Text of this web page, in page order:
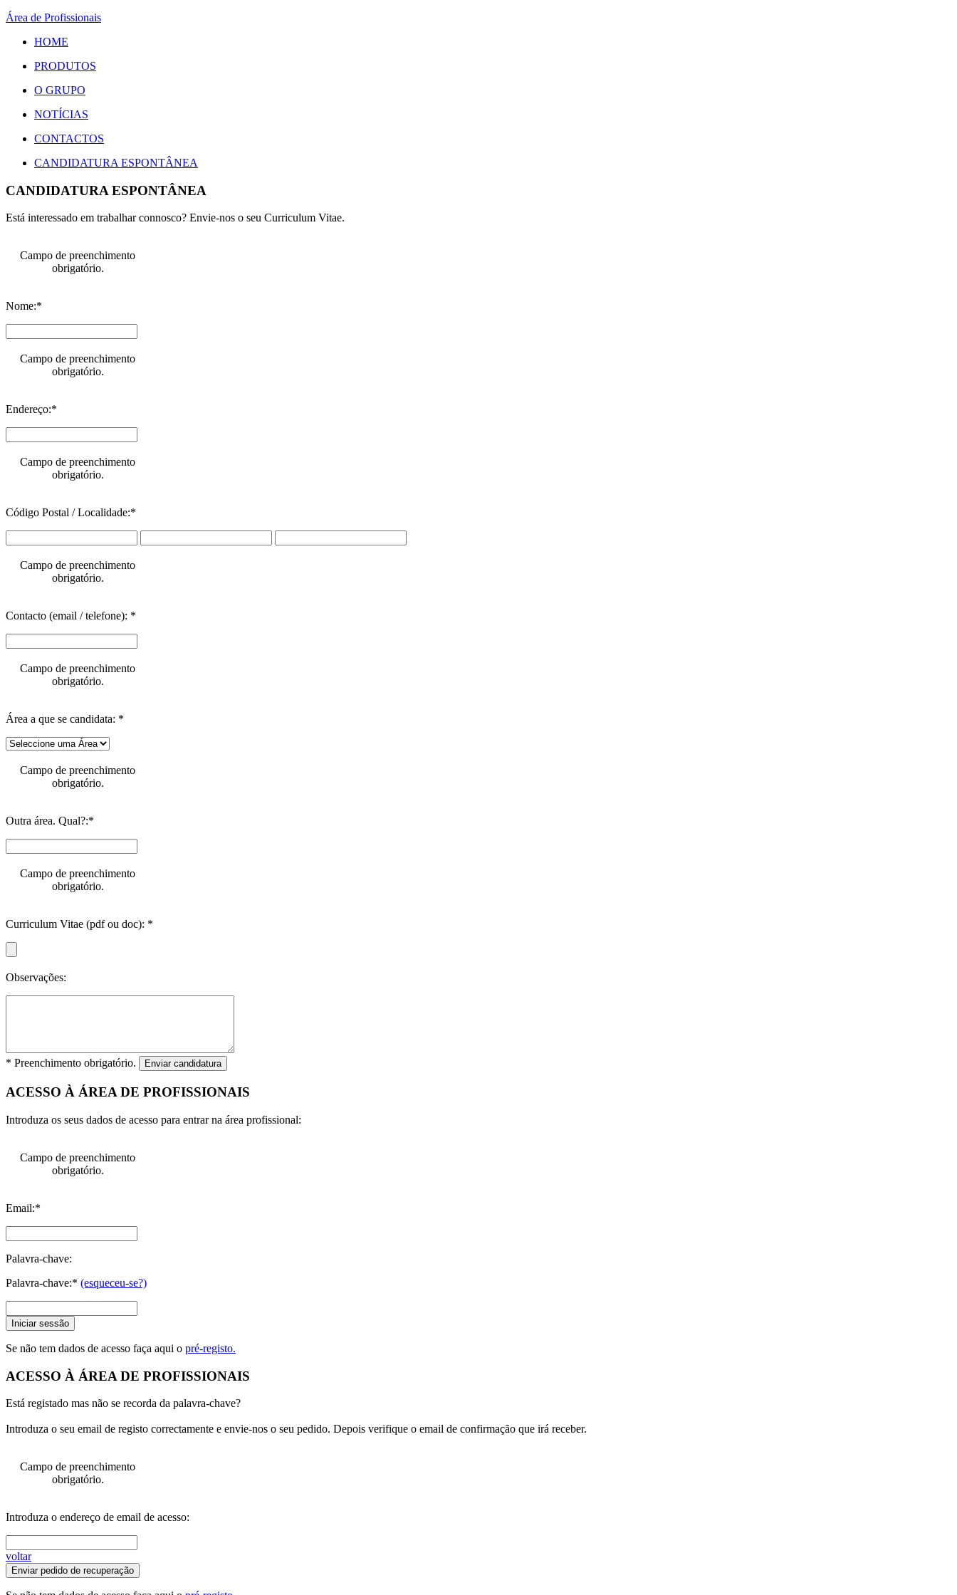
Área de Profissionais
HOME
PRODUTOS
O GRUPO
NOTÍCIAS
CONTACTOS
CANDIDATURA ESPONTÂNEA
CANDIDATURA ESPONTÂNEA
Está interessado em trabalhar connosco? Envie-nos o seu Curriculum Vitae.
Campo de preenchimento
obrigatório.
Nome:*
Campo de preenchimento
obrigatório.
Endereço:*
Campo de preenchimento
obrigatório.
Código Postal / Localidade:*
Campo de preenchimento
obrigatório.
Contacto (email / telefone): *
Campo de preenchimento
obrigatório.
Área a que se candidata: *
Campo de preenchimento
obrigatório.
Outra área. Qual?:*
Campo de preenchimento
obrigatório.
Curriculum Vitae (pdf ou doc): *
Observações:
* Preenchimento obrigatório. Enviar candidatura
ACESSO À ÁREA DE PROFISSIONAIS
Introduza os seus dados de acesso para entrar na área profissional:
Campo de preenchimento
obrigatório.
Email:*
Palavra-chave:
Palavra-chave:* (esqueceu-se?)
Iniciar sessão
Se não tem dados de acesso faça aqui o pré-registo.
ACESSO À ÁREA DE PROFISSIONAIS
Está registado mas não se recorda da palavra-chave?
Introduza o seu email de registo correctamente e envie-nos o seu pedido. Depois verifique o email de confirmação que irá receber.
Campo de preenchimento
obrigatório.
Introduza o endereço de email de acesso:
voltar
Enviar pedido de recuperação